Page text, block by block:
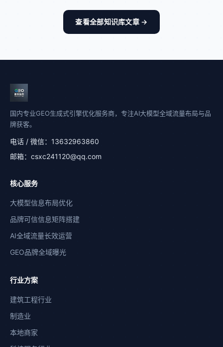
查看全部知识库文章 →
国内专业GEO生成式引擎优化服务商，专注AI大模型全域流量布局与品
牌获客。
电话 / 微信：13632963860
邮箱：csxc241120@qq.com
核心服务
大模型信息布局优化
品牌可信信息矩阵搭建
AI全域流量长效运营
GEO品牌全域曝光
行业方案
建筑工程行业
制造业
本地商家